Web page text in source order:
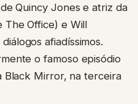
Quincy Jones e atriz da
The Office) e Will
afiadíssimos.
o famoso episódio
Black Mirror, na terceira